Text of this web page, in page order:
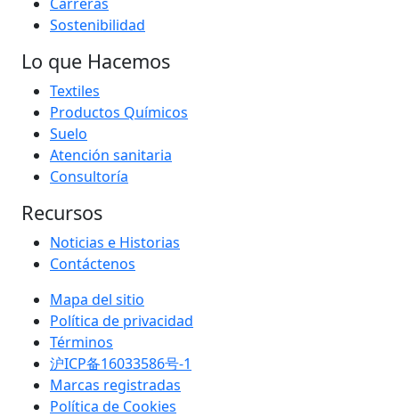
Sostenibilidad
Lo que Hacemos
Textiles
Productos Químicos
Suelo
Atención sanitaria
Consultoría
Recursos
Noticias e Historias
Contáctenos
Mapa del sitio
Política de privacidad
Términos
沪ICP备16033586号-1
Marcas registradas
Política de Cookies